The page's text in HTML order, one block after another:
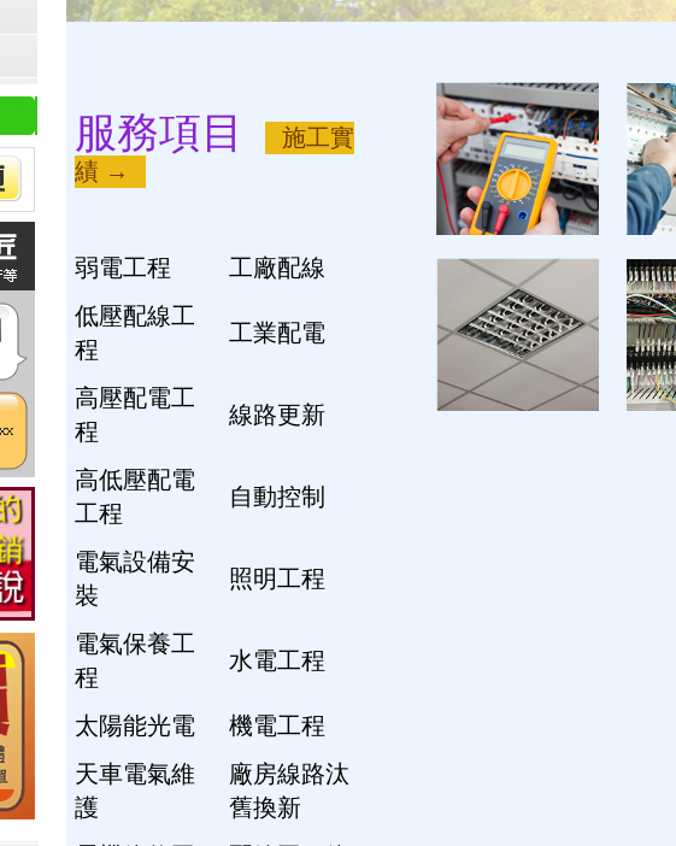
服務項目
施工實
績 →
弱電工程
工廠配線
低壓配線工
程
工業配電
高壓配電工
程
線路更新
高低壓配電
工程
自動控制
電氣設備安
裝
照明工程
電氣保養工
程
水電工程
太陽能光電
機電工程
天車電氣維
護
廠房線路汰
舊換新